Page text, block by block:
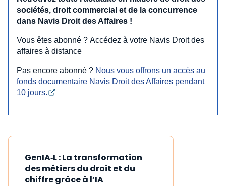
sociétés, droit commercial et de la concurrence
dans Navis Droit des Affaires !
Vous êtes abonné ? Accédez à votre Navis Droit des
affaires à distance
Pas encore abonné ? Nous vous offrons un accès au
fonds documentaire Navis Droit des Affaires pendant
10 jours.
GenIA‑L : La transformation
des métiers du droit et du
chiffre grâce à l’IA